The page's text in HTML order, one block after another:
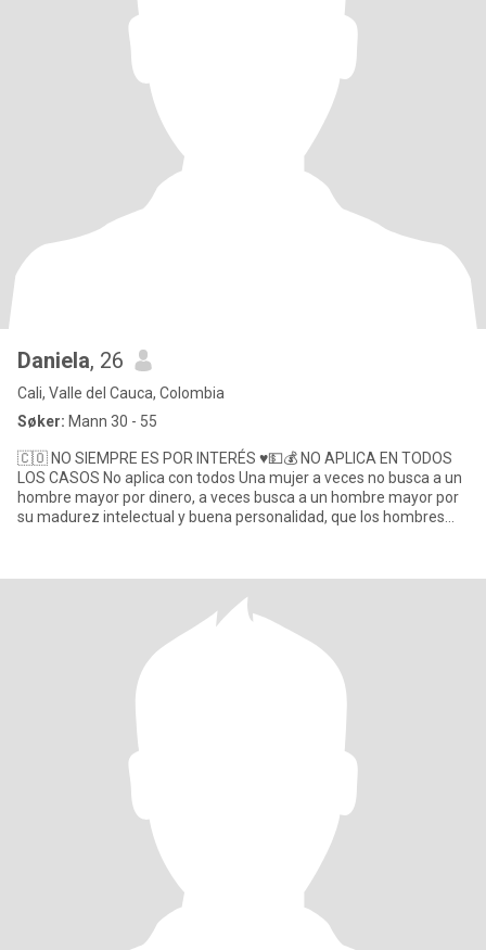
Daniela, 26
Cali, Valle del Cauca, Colombia
Søker: Mann 30 - 55
🇨🇴 NO SIEMPRE ES POR INTERÉS ♥️💵💰 NO APLICA EN TODOS
LOS CASOS No aplica con todos Una mujer a veces no busca a un
hombre mayor por dinero, a veces busca a un hombre mayor por
su madurez intelectual y buena personalidad, que los hombres